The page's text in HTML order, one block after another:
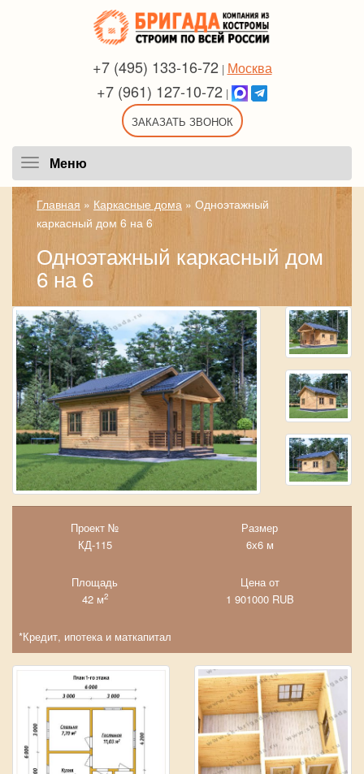
+7 (495) 133-16-72 | Москва
+7 (961) 127-10-72 |
ЗАКАЗАТЬ ЗВОНОК
Меню
Главная » Каркасные дома » Одноэтажный
каркасный дом 6 на 6
Одноэтажный каркасный дом
6 на 6
Проект №
КД-115
Размер
6х6 м
Площадь
42 м2
Цена от
1 901000 RUB
*Кредит, ипотека и маткапитал